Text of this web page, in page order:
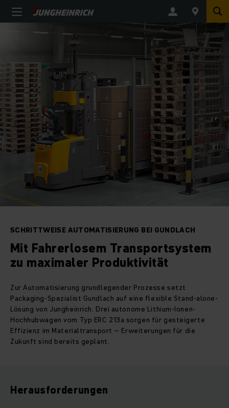
SCHRITTWEISE AUTOMATISIERUNG BEI GUNDLACH
Mit Fahrerlosem Transportsystem
zu maximaler Produktivität
Zur Automatisierung grundlegender Prozesse setzt
Packaging-Spezialist Gundlach auf eine flexible Stand-alone-
Lösung von Jungheinrich. Drei autonome Lithium-Ionen-
Hochhubwagen vom Typ ERC 213a sorgen für gesteigerte
Effizienz im Materialtransport – Erweiterungen für die
Zukunft sind bereits geplant.
Herausforderungen